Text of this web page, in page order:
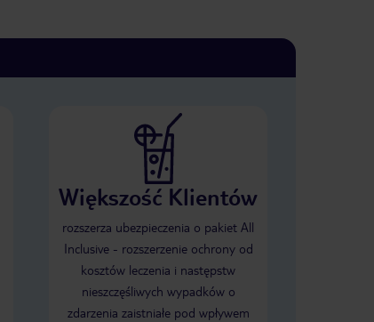
Większość Klientów
rozszerza ubezpieczenia o pakiet All
Inclusive - rozszerzenie ochrony od
kosztów leczenia i następstw
nieszczęśliwych wypadków o
zdarzenia zaistniałe pod wpływem